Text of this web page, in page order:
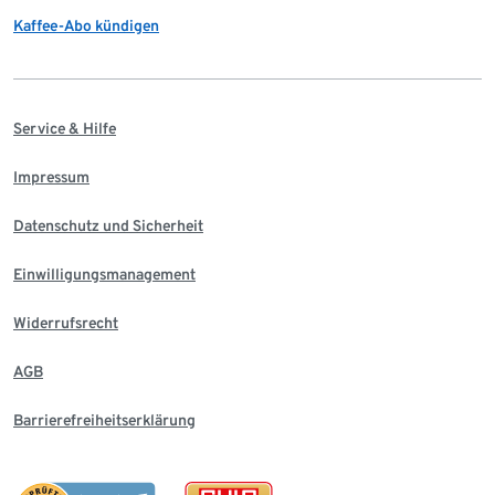
Kaffee-Abo kündigen
Service & Hilfe
Impressum
Datenschutz und Sicherheit
Einwilligungsmanagement
Widerrufsrecht
AGB
Barrierefreiheitserklärung